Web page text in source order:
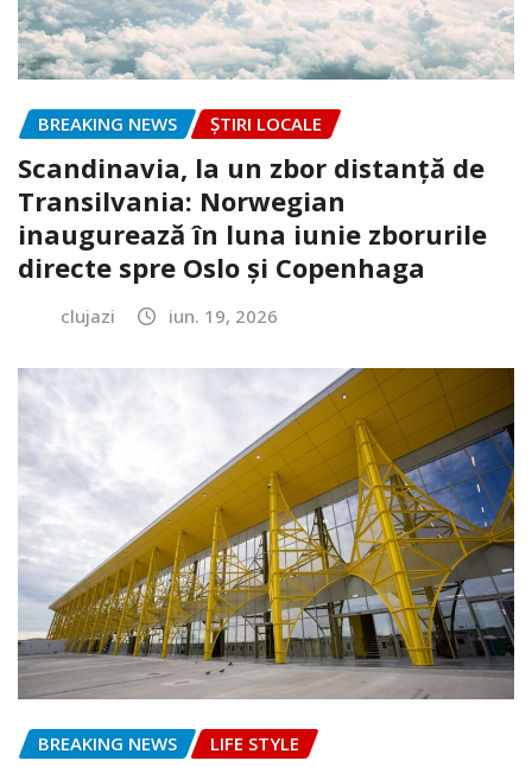
BREAKING NEWS ȘTIRI LOCALE
Scandinavia, la un zbor distanță de
Transilvania: Norwegian
inaugurează în luna iunie zborurile
directe spre Oslo și Copenhaga
clujazi iun. 19, 2026
BREAKING NEWS LIFE STYLE